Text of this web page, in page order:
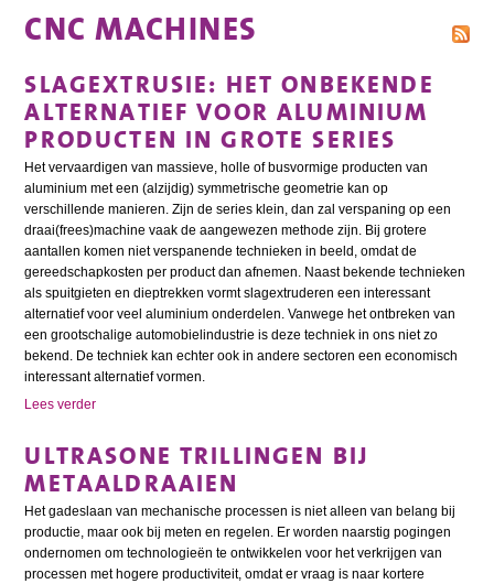
CNC MACHINES
SLAGEXTRUSIE: HET ONBEKENDE
ALTERNATIEF VOOR ALUMINIUM
PRODUCTEN IN GROTE SERIES
Het vervaardigen van massieve, holle of busvormige producten van
aluminium met een (alzijdig) symmetrische geometrie kan op
verschillende manieren. Zijn de series klein, dan zal verspaning op een
draai(frees)machine vaak de aangewezen methode zijn. Bij grotere
aantallen komen niet verspanende technieken in beeld, omdat de
gereedschapkosten per product dan afnemen. Naast bekende technieken
als spuitgieten en dieptrekken vormt slagextruderen een interessant
alternatief voor veel aluminium onderdelen. Vanwege het ontbreken van
een grootschalige automobielindustrie is deze techniek in ons niet zo
bekend. De techniek kan echter ook in andere sectoren een economisch
interessant alternatief vormen.
Lees verder
ULTRASONE TRILLINGEN BIJ
METAALDRAAIEN
Het gadeslaan van mechanische processen is niet alleen van belang bij
productie, maar ook bij meten en regelen. Er worden naarstig pogingen
ondernomen om technologieën te ontwikkelen voor het verkrijgen van
processen met hogere productiviteit, omdat er vraag is naar kortere